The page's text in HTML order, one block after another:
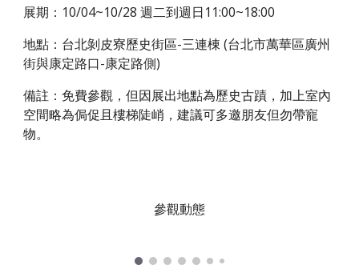
展期：10/04~10/28 週二到週日11:00~18:00
地點：台北剝皮寮歷史街區-三連棟 (台北市萬華區廣州
街與康定路口-康定路側)
備註：免費參觀，但因展出地點為歷史古蹟，加上室內
空間略為侷促且樓梯陡峭，建議可多邀朋友但勿帶寵
物。
參觀動態